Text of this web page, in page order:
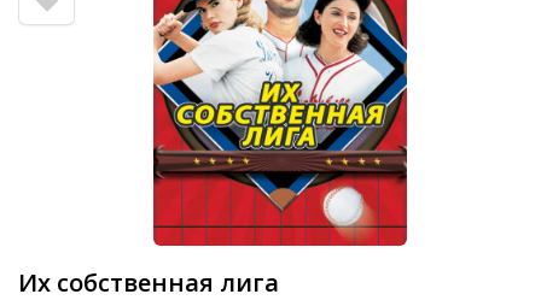
Их собственная лига